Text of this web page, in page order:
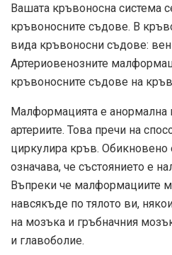
Вашата кръвоносна система
кръвоносните съдове. В
вида кръвоносни съдове:
Артериовенозните
кръвоносните съдове на
Малформацията е
артериите. Това пречи на
циркулира кръв. Обикновено
означава, че състоянието е
Въпреки че малформациите
навсякъде по тялото ви,
на мозъка и гръбначния
и главоболие.